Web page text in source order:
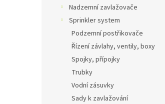
Nadzemní zavlažovače
Sprinkler system
Podzemní postřikovače
Řízení závlahy, ventily, boxy
Spojky, přípojky
Trubky
Vodní zásuvky
Sady k zavlažování